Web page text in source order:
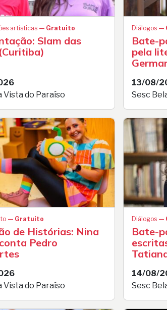
artísticas — Gratuito
Slam das
Vista do Paraíso
Diálogos —
Bate-
pela
13/08/
Sesc
— Gratuito
de Histórias: Nina
Pedro
Vista do Paraíso
Diálogos —
Bate-
14/08/
Sesc